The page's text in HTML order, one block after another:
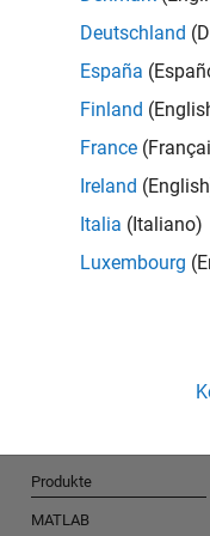
Deutschland
España
Finland
France
Ireland
Italia (Italiano)
Luxembourg
Produkte
MATLAB